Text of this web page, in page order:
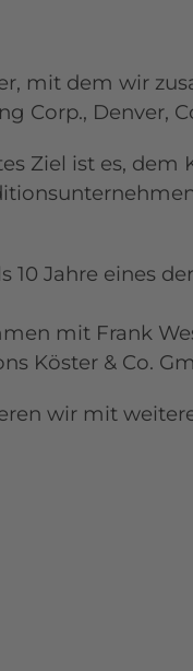
mit dem wir
Corp., Denver,
Ziel ist es,
10 Jahre eines
mit Frank
Köster & Co.
wir mit